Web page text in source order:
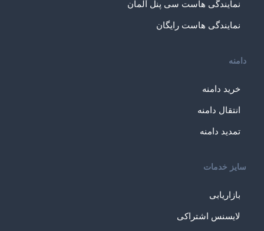
نمایندگی هاست سی پنل آلمان
نمایندگی هاست رایگان
دامنه
خرید دامنه
انتقال دامنه
تمدید دامنه
سایز خدمات
بازاریابی
لایسنس اشتراکی